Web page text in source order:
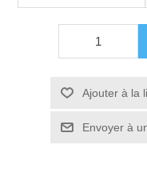
Ajouter à la
Envoyer à